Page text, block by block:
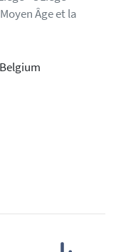
Âge et la